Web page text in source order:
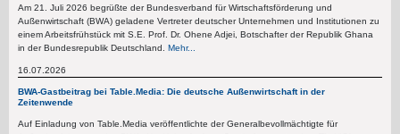
Am 21. Juli 2026 begrüßte der Bundesverband für Wirtschaftsförderung und
Außenwirtschaft (BWA) geladene Vertreter deutscher Unternehmen und Institutionen zu
einem Arbeitsfrühstück mit S.E. Prof. Dr. Ohene Adjei, Botschafter der Republik Ghana
in der Bundesrepublik Deutschland. Mehr...
16.07.2026
BWA-Gastbeitrag bei Table.Media: Die deutsche Außenwirtschaft in der
Zeitenwende
Auf Einladung von Table.Media veröffentlichte der Generalbevollmächtigte für